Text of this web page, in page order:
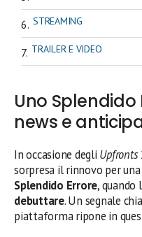
STREAMING
TRAILER E VIDEO
Uno Splendido
news e
In occasione degli Upfronts
sorpresa il rinnovo per una
Splendido Errore, quando
debuttare. Un segnale
piattaforma ripone in